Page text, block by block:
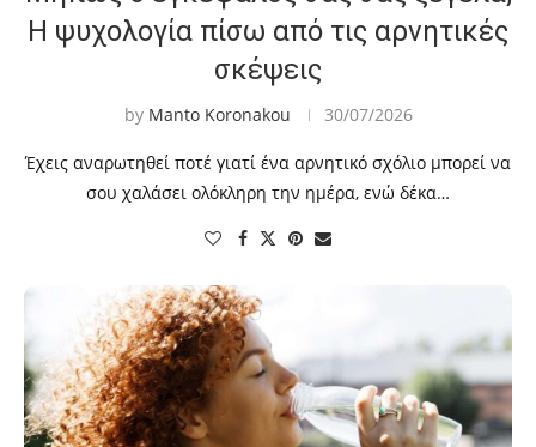
Η ψυχολογία πίσω από τις αρνητικές
σκέψεις
by Manto Koronakou 30/07/2026
Έχεις αναρωτηθεί ποτέ γιατί ένα αρνητικό σχόλιο μπορεί να
σου χαλάσει ολόκληρη την ημέρα, ενώ δέκα…